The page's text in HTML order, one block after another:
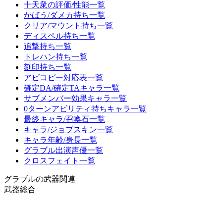
十天衆の評価/性能一覧
かばう/ダメカ持ち一覧
クリア/マウント持ち一覧
ディスペル持ち一覧
追撃持ち一覧
トレハン持ち一覧
刻印持ち一覧
アビコピー対応表一覧
確定DA/確定TAキャラ一覧
サブメンバー効果キャラ一覧
0ターンアビリティ持ちキャラ一覧
最終キャラ/召喚石一覧
キャラ/ジョブスキン一覧
キャラ年齢/身長一覧
グラブル出演声優一覧
クロスフェイト一覧
グラブルの武器関連
武器総合